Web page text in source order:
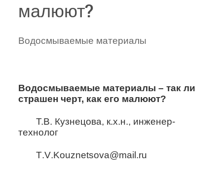
малюют?
Водосмываемые материалы
Водосмываемые материалы – так ли
страшен черт, как его малюют?
Т.В. Кузнецова, к.х.н., инженер-
технолог
T.V.Kouznetsova@mail .ru